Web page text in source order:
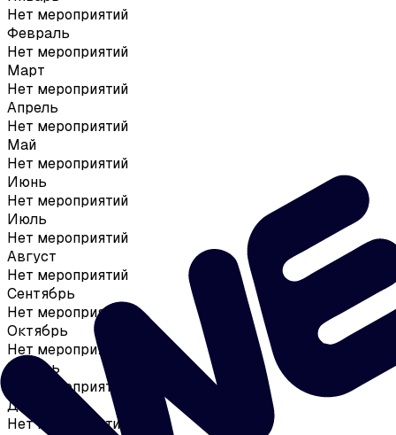
Нет мероприятий
Февраль
Нет мероприятий
Март
Нет мероприятий
Апрель
Нет мероприятий
Май
Нет мероприятий
Июнь
Нет мероприятий
Июль
Нет мероприятий
Август
Нет мероприятий
Сентябрь
Нет мероприятий
Октябрь
Нет мероприятий
Ноябрь
Нет мероприятий
Декабрь
Нет мероприятий